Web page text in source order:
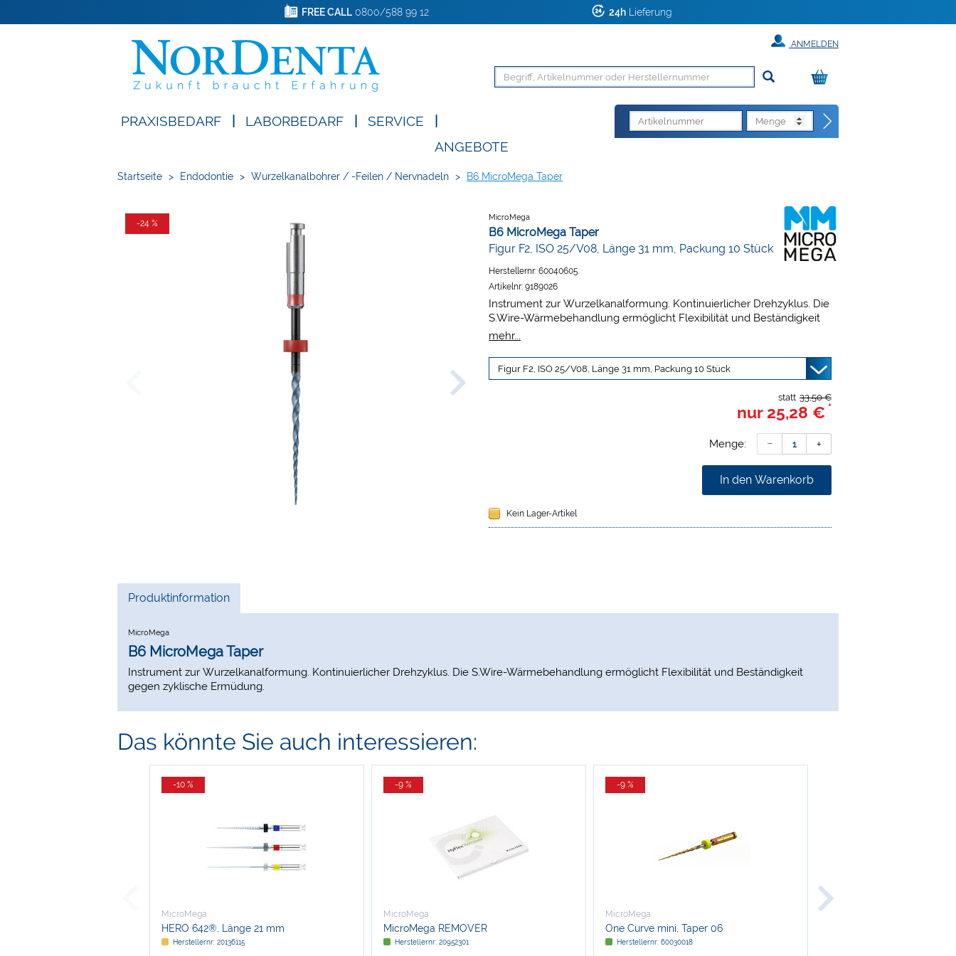
FREE CALL0800/588 99 12 24h Lieferung
ANMELDEN
PRAXISBEDARF LABORBEDARF SERVICE
ANGEBOTE
Startseite > Endodontie > Wurzelkanalbohrer / -Feilen / Nervnadeln > B6 MicroMega Taper
-24 %
MicroMega
B6 MicroMega Taper
Figur F2, ISO 25/V08, Länge 31 mm, Packung 10 Stück
Herstellernr: 60040605
Artikelnr: 9189026
Instrument zur Wurzelkanalformung. Kontinuierlicher Drehzyklus. Die
S.Wire-Wärmebehandlung ermöglicht Flexibilität und Beständigkeit
gegen zyklische Ermüdung.
mehr...
33,50 €
statt
nur 25,28 € *
Menge:
In den Warenkorb
Kein Lager-Artikel
Current
Produktinformation
MicroMega
B6 MicroMega Taper
Instrument zur Wurzelkanalformung. Kontinuierlicher Drehzyklus. Die S.Wire-Wärmebehandlung ermöglicht Flexibilität und Beständigkeit
gegen zyklische Ermüdung.
Das könnte Sie auch interessieren:
-10 %
MicroMega
HERO 642®, Länge 21 mm
Herstellernr: 20136115
-9 %
MicroMega
MicroMega REMOVER
Herstellernr: 20952301
-9 %
MicroMega
One Curve mini, Taper 06
Herstellernr: 60030018